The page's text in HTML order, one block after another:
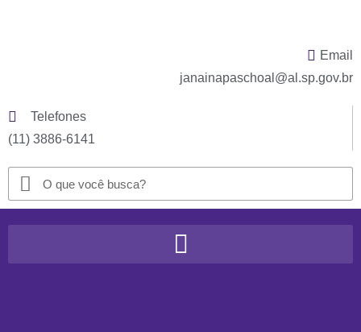
Email
janainapaschoal@al.sp.gov.br
Telefones
(11) 3886-6141